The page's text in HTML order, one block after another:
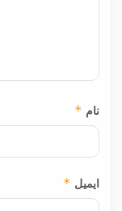
نام *
ایمیل *